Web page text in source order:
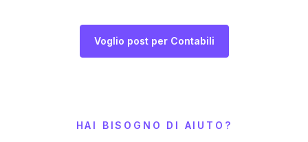
Voglio post per Contabili
HAI BISOGNO DI AIUTO?